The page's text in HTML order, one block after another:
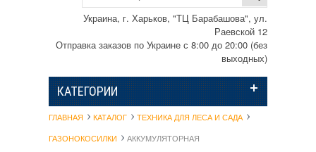
Украина, г. Харьков, "ТЦ Барабашова", ул.
Раевской 12
Отправка заказов по Украине с 8:00 до 20:00 (без
выходных)
КАТЕГОРИИ
ГЛАВНАЯ КАТАЛОГ
ТЕХНИКА ДЛЯ ЛЕСА И САДА
ГАЗОНОКОСИЛКИ
АККУМУЛЯТОРНАЯ